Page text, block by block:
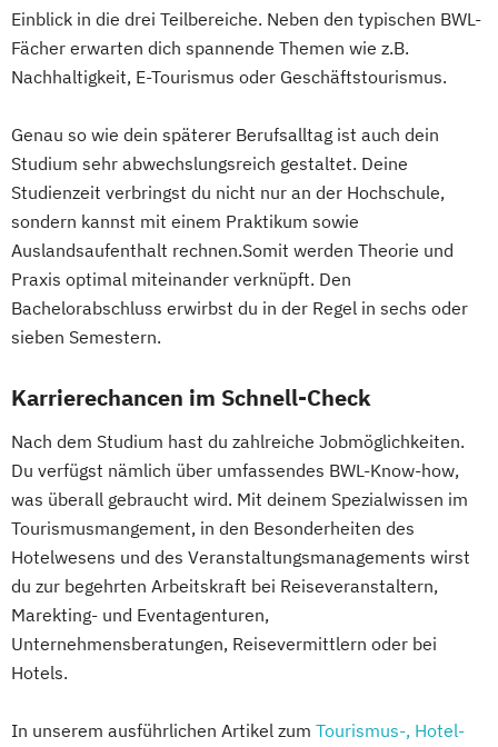
Einblick in die drei Teilbereiche. Neben den typischen BWL-
Fächer erwarten dich spannende Themen wie z.B.
Nachhaltigkeit, E-Tourismus oder Geschäftstourismus.
Genau so wie dein späterer Berufsalltag ist auch dein
Studium sehr abwechslungsreich gestaltet. Deine
Studienzeit verbringst du nicht nur an der Hochschule,
sondern kannst mit einem Praktikum sowie
Auslandsaufenthalt rechnen.Somit werden Theorie und
Praxis optimal miteinander verknüpft. Den
Bachelorabschluss erwirbst du in der Regel in sechs oder
sieben Semestern.
Karrierechancen im Schnell-Check
Nach dem Studium hast du zahlreiche Jobmöglichkeiten.
Du verfügst nämlich über umfassendes BWL-Know-how,
was überall gebraucht wird. Mit deinem Spezialwissen im
Tourismusmangement, in den Besonderheiten des
Hotelwesens und des Veranstaltungsmanagements wirst
du zur begehrten Arbeitskraft bei Reiseveranstaltern,
Marekting- und Eventagenturen,
Unternehmensberatungen, Reisevermittlern oder bei
Hotels.
In unserem ausführlichen Artikel zum Tourismus-, Hotel-